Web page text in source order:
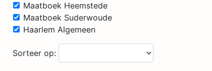
Maatboek Heemstede
Maatboek Suderwoude
Haarlem Algemeen
Sorteer op: